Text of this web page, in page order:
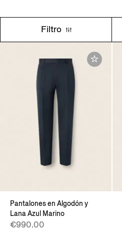
Filtro
Pantalones en Algodón y
Lana Azul Marino
€990.00